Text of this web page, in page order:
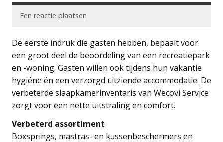
Een reactie plaatsen
De eerste indruk die gasten hebben, bepaalt voor
een groot deel de beoordeling van een recreatiepark
en -woning. Gasten willen ook tijdens hun vakantie
hygiëne én een verzorgd uitziende accommodatie. De
verbeterde slaapkamerinventaris van Wecovi Service
zorgt voor een nette uitstraling en comfort.
Verbeterd assortiment
Boxsprings, mastras- en kussenbeschermers en